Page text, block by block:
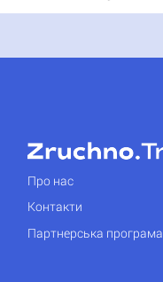
Про нас
Контакти
Партнерська програма